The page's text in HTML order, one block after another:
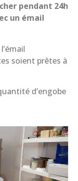
pendant 24h
un émail
soient prêtes à
d’engobe